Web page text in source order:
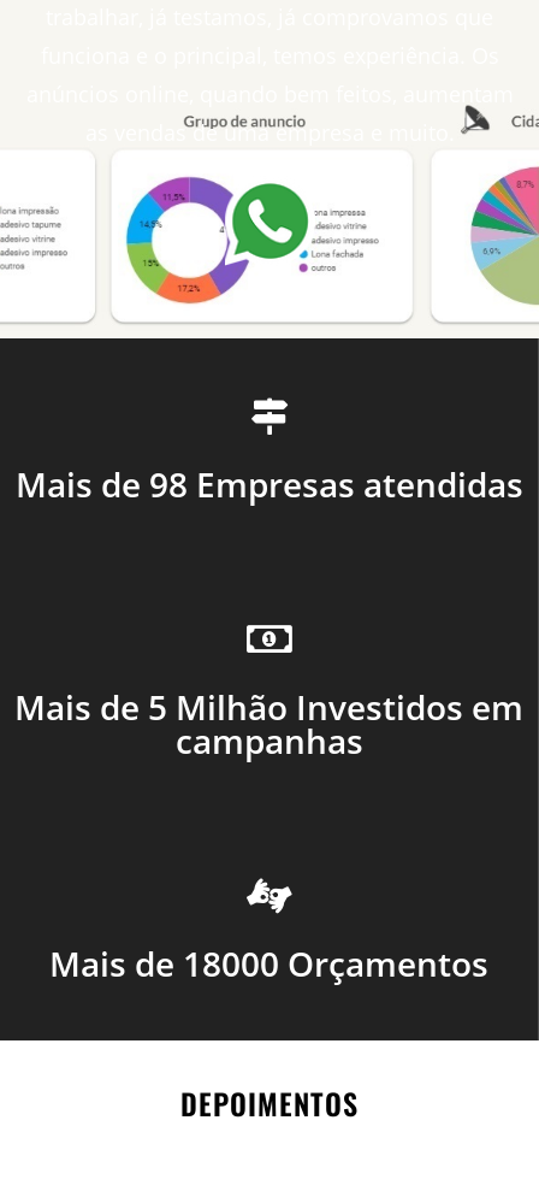
as vendas de uma empresa e muito.
Mais de 98 Empresas atendidas
Mais de 5 Milhão Investidos em
campanhas
Mais de 18000 Orçamentos
DEPOIMENTOS